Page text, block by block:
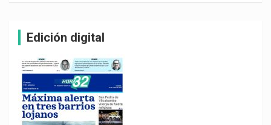
Edición digital